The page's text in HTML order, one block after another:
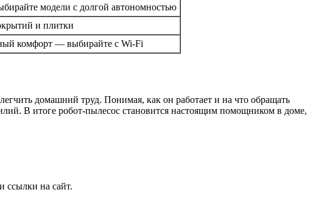
модели с долгой автономностью
и плитки
комфорт — выбирайте с Wi-Fi
домашний труд. Понимая, как он работает и на что обращать
В итоге робот-пылесос становится настоящим помощником в доме,
ссылки на сайт.